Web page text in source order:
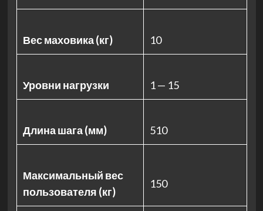
Вес маховика (кг) 10
Уровни нагрузки 1 — 15
Длина шага (мм) 510
Максимальный вес
пользователя (кг)
150